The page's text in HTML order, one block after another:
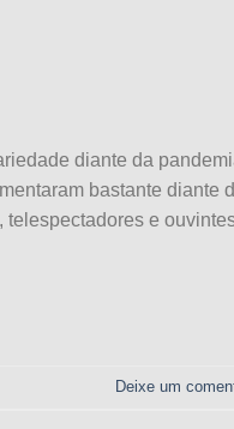
diante da
bastante diante
telespectadores e
Deixe um